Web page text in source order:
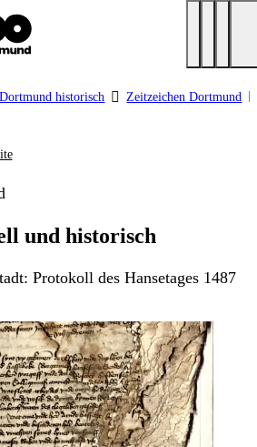
Dortmund historisch Zeitzeichen Dortmund
und historisch
Protokoll des Hansetages 1487